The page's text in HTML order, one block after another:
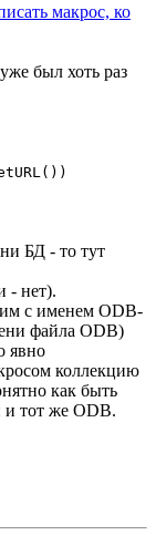
макрос, ко
был хоть раз
БД - то тут
- нет).
с именем ODB-
файла ODB)
явно
коллекцию
как быть
и тот же ODB.